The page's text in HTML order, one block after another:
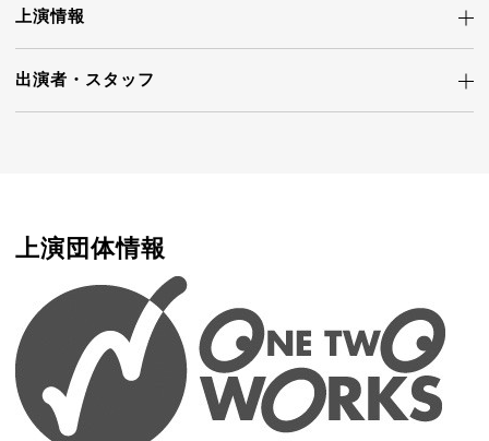
上演情報
出演者・ スタッフ
上演団体情報